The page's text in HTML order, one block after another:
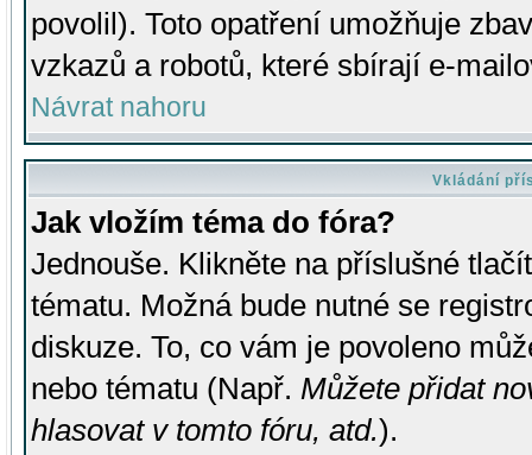
povolil). Toto opatření umožňuje
vzkazů a robotů, které sbírají e-
Návrat nahoru
Vkládání
Jak vložím téma do fóra?
Jednouše. Klikněte na příslušné
tématu. Možná bude nutné se
diskuze. To, co vám je povoleno
nebo tématu (Např. Můžete přidat
hlasovat v tomto fóru, atd.).